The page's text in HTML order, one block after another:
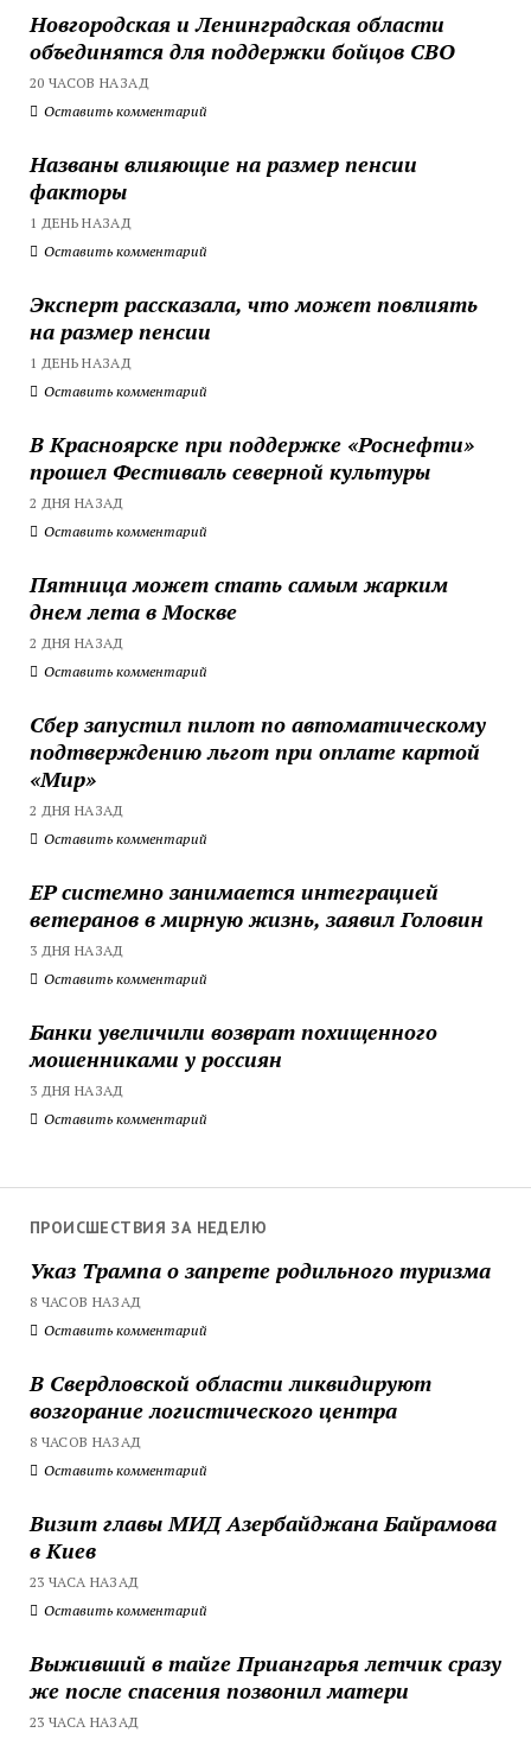
Новгородская и Ленинградская области
объединятся для поддержки бойцов СВО
20 ЧАСОВ НАЗАД
Оставить комментарий
Названы влияющие на размер пенсии
факторы
1 ДЕНЬ НАЗАД
Оставить комментарий
Эксперт рассказала, что может повлиять
на размер пенсии
1 ДЕНЬ НАЗАД
Оставить комментарий
В Красноярске при поддержке «Роснефти»
прошел Фестиваль северной культуры
2 ДНЯ НАЗАД
Оставить комментарий
Пятница может стать самым жарким
днем лета в Москве
2 ДНЯ НАЗАД
Оставить комментарий
Сбер запустил пилот по автоматическому
подтверждению льгот при оплате картой
«Мир»
2 ДНЯ НАЗАД
Оставить комментарий
ЕР системно занимается интеграцией
ветеранов в мирную жизнь, заявил Головин
3 ДНЯ НАЗАД
Оставить комментарий
Банки увеличили возврат похищенного
мошенниками у россиян
3 ДНЯ НАЗАД
Оставить комментарий
ПРОИСШЕСТВИЯ ЗА НЕДЕЛЮ
Указ Трампа о запрете родильного туризма
8 ЧАСОВ НАЗАД
Оставить комментарий
В Свердловской области ликвидируют
возгорание логистического центра
8 ЧАСОВ НАЗАД
Оставить комментарий
Визит главы МИД Азербайджана Байрамова
в Киев
23 ЧАСА НАЗАД
Оставить комментарий
Выживший в тайге Приангарья летчик сразу
же после спасения позвонил матери
23 ЧАСА НАЗАД